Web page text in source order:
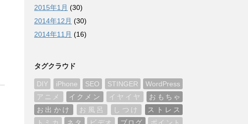
2015年1月 (30)
2014年12月 (30)
2014年11月 (16)
タグクラウド
DIY iPhone SEO STINGER
WordPress
アニメ
イクメン イヤイヤ
おもちゃ
お出かけ
お風呂 しつけ
ストレス